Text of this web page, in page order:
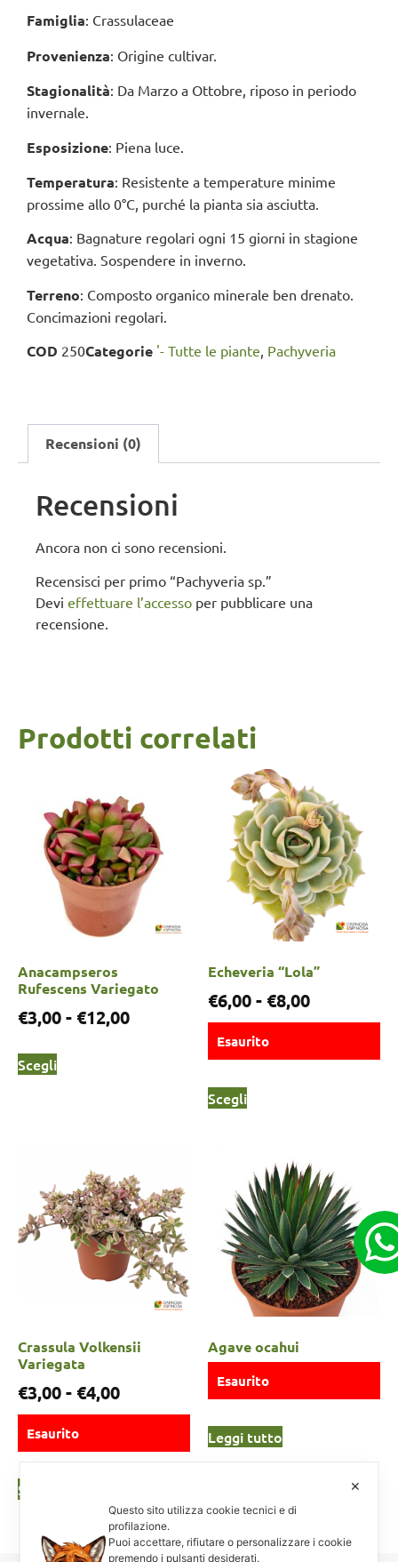
Famiglia: Crassulaceae
Provenienza: Origine cultivar.
Stagionalità: Da Marzo a Ottobre, riposo in periodo
invernale.
Esposizione: Piena luce.
Temperatura: Resistente a temperature minime
prossime allo 0°C, purché la pianta sia asciutta.
Acqua: Bagnature regolari ogni 15 giorni in stagione
vegetativa. Sospendere in inverno.
Terreno: Composto organico minerale ben drenato.
Concimazioni regolari.
COD 250Categorie '- Tutte le piante, Pachyveria
Recensioni (0)
Recensioni
Ancora non ci sono recensioni.
Recensisci per primo “Pachyveria sp.”
Devi effettuare l’accesso per pubblicare una
recensione.
Prodotti correlati
Anacampseros
Rufescens Variegato
€3,00- €12,00
Scegli
Echeveria “Lola”
€6,00- €8,00
Esaurito
Scegli
Crassula Volkensii
Variegata
€3,00- €4,00
Esaurito
Scegli
Agave ocahui
Esaurito
Leggi tutto
✕
Questo sito utilizza cookie tecnici e di
profilazione.
Puoi accettare, rifiutare o personalizzare i cookie
premendo i pulsanti desiderati.